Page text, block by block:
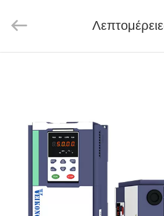
ΠΡΟΪΌΝΤΑ
ΒΊΝΤΕΟ
ΣΧΕΤΙΚΆ
Co.,
Reserved.